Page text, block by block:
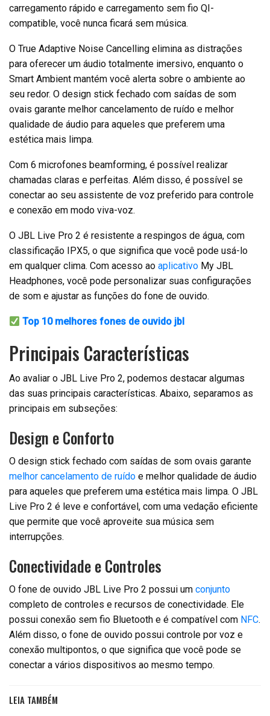
carregamento rápido e carregamento sem fio QI-
compatible, você nunca ficará sem música.
O True Adaptive Noise Cancelling elimina as distrações
para oferecer um áudio totalmente imersivo, enquanto o
Smart Ambient mantém você alerta sobre o ambiente ao
seu redor. O design stick fechado com saídas de som
ovais garante melhor cancelamento de ruído e melhor
qualidade de áudio para aqueles que preferem uma
estética mais limpa.
Com 6 microfones beamforming, é possível realizar
chamadas claras e perfeitas. Além disso, é possível se
conectar ao seu assistente de voz preferido para controle
e conexão em modo viva-voz.
O JBL Live Pro 2 é resistente a respingos de água, com
classificação IPX5, o que significa que você pode usá-lo
em qualquer clima. Com acesso ao aplicativo My JBL
Headphones, você pode personalizar suas configurações
de som e ajustar as funções do fone de ouvido.
Top 10 melhores fones de ouvido jbl
Principais Características
Ao avaliar o JBL Live Pro 2, podemos destacar algumas
das suas principais características. Abaixo, separamos as
principais em subseções:
Design e Conforto
O design stick fechado com saídas de som ovais garante
melhor cancelamento de ruído e melhor qualidade de áudio
para aqueles que preferem uma estética mais limpa. O JBL
Live Pro 2 é leve e confortável, com uma vedação eficiente
que permite que você aproveite sua música sem
interrupções.
Conectividade e Controles
O fone de ouvido JBL Live Pro 2 possui um conjunto
completo de controles e recursos de conectividade. Ele
possui conexão sem fio Bluetooth e é compatível com NFC.
Além disso, o fone de ouvido possui controle por voz e
conexão multipontos, o que significa que você pode se
conectar a vários dispositivos ao mesmo tempo.
LEIA TAMBÉM